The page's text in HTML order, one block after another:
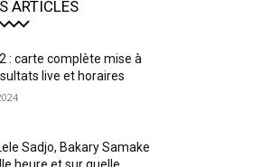
ARTICLES
: carte complète mise à
live et horaires
Sadjo, Bakary Samake